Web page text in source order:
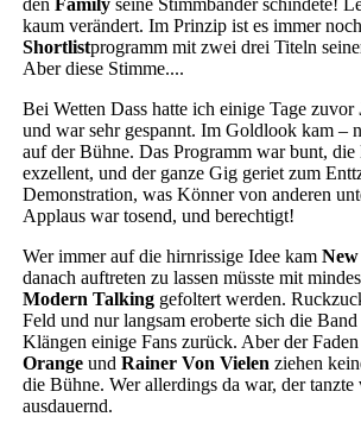
den Family seine Stimmbänder schindete!
kaum verändert. Im Prinzip ist es immer
Shortlistprogramm mit zwei drei Titeln
Aber diese Stimme....
Bei Wetten Dass hatte ich einige Tage zuvor
und war sehr gespannt. Im Goldlook kam –
auf der Bühne. Das Programm war bunt,
exzellent, und der ganze Gig geriet zum
Demonstration, was Könner von anderen
Applaus war tosend, und berechtigt!
Wer immer auf die hirnrissige Idee kam
danach auftreten zu lassen müsste mit
Modern Talkinggefoltert werden.
Feld und nur langsam eroberte sich die
Klängen einige Fans zurück. Aber der
Orangeund Rainer Von Vielen ziehen
die Bühne. Wer allerdings da war, der tanzte
ausdauernd.